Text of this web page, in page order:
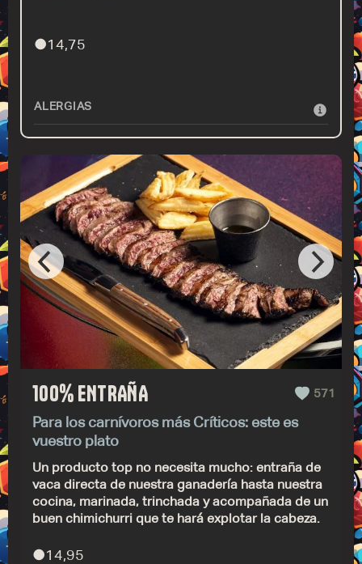
●14,75
ALERGIAS
100% ENTRAÑA 571
Para los carnívoros más Críticos: este es
vuestro plato
Un producto top no necesita mucho: entraña de
vaca directa de nuestra ganadería hasta nuestra
cocina, marinada, trinchada y acompañada de un
buen chimichurri que te hará explotar la cabeza.
●14,95